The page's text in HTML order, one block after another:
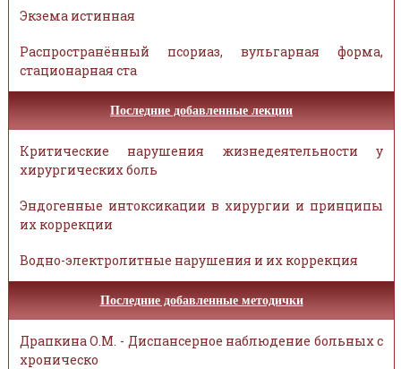
Экзема истинная
Распространённый псориаз, вульгарная форма,
стационарная ста
Последние добавленные лекции
Критические нарушения жизнедеятельности у
хирургических боль
Эндогенные интоксикации в хирургии и принципы
их коррекции
Водно-электролитные нарушения и их коррекция
Последние добавленные методички
Драпкина О.М. - Диспансерное наблюдение больных с
хроническо